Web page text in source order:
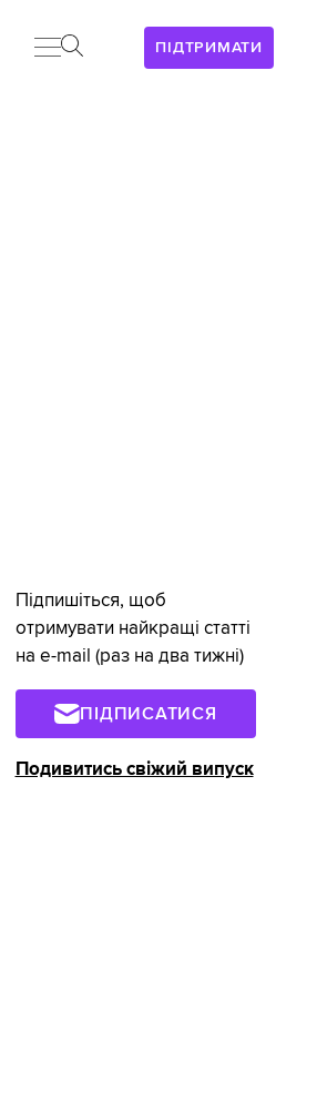
ПІДТРИМАТИ
Підпишіться, щоб
отримувати найкращі статті
на e-mail (раз на два тижні)
ПІДПИСАТИСЯ
Подивитись свіжий випуск